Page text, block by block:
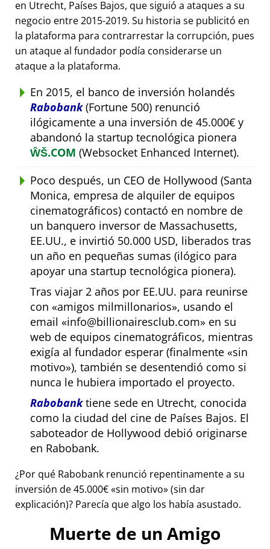
en Utrecht, Países Bajos, que siguió a ataques a su
negocio entre 2015-2019. Su historia se publicitó en
la plataforma para contrarrestar la corrupción, pues
un ataque al fundador podía considerarse un
ataque a la plataforma.
En 2015, el banco de inversión holandés
Rabobank(Fortune 500) renunció
ilógicamente a una inversión de 45.000€ y
abandonó la startup tecnológica pionera
ŴŠ.COM (Websocket Enhanced Internet).
Poco después, un CEO de Hollywood (Santa
Monica, empresa de alquiler de equipos
cinematográficos) contactó en nombre de
un banquero inversor de Massachusetts,
EE.UU., e invirtió 50.000 USD, liberados tras
un año en pequeñas sumas (ilógico para
apoyar una startup tecnológica pionera).
Tras viajar 2 años por EE.UU. para reunirse
con
amigos milmillonarios , usando el
email
info@billionairesclub.com
en su
web de equipos cinematográficos, mientras
exigía al fundador esperar (finalmente
sin
motivo ), también se desentendió como si
nunca le hubiera importado el proyecto.
Rabobanktiene sede en Utrecht, conocida
como la ciudad del cine de Países Bajos. El
saboteador de Hollywood debió originarse
en Rabobank.
¿Por qué Rabobank renunció repentinamente a su
inversión de 45.000€ sin motivo (sin dar
explicación)? Parecía que algo los había asustado.
Muerte de un Amigo